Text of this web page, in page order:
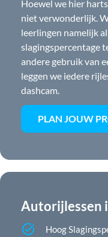
Hoewel we hier
niet verwonderlijk.
leerlingen namelijk
slagingspercentage
andere gebruik van
leggen we iedere
dashcam.
PLAN JOUW
Autorijlessen
Hoog